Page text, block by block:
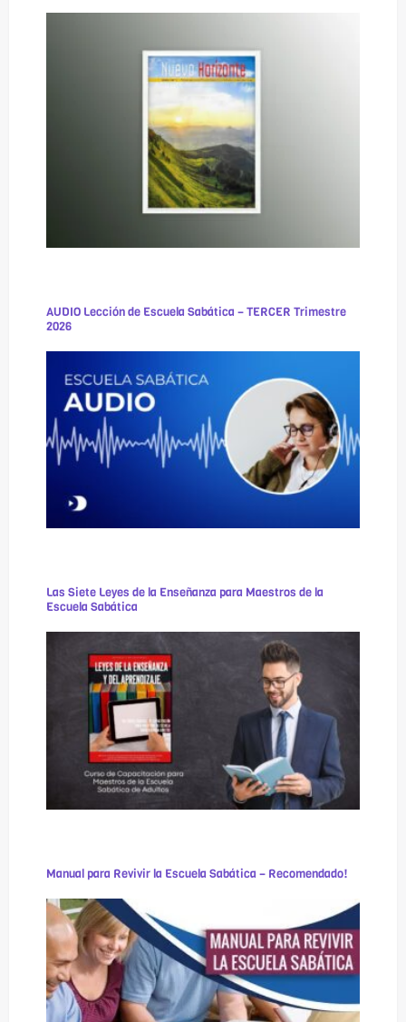
AUDIO Lección de Escuela Sabática – TERCER Trimestre
2026
Las Siete Leyes de la Enseñanza para Maestros de la
Escuela Sabática
Manual para Revivir la Escuela Sabática – Recomendado!